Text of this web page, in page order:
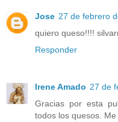
Jose 27 de febrero
quiero queso!!!!
Responder
Irene Amado 27 de
Gracias por esta
todos los quesos. Me